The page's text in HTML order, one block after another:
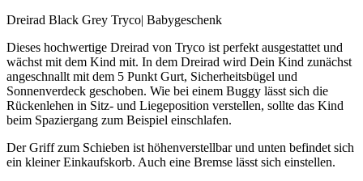
Dreirad Black Grey Tryco| Babygeschenk
Dieses hochwertige Dreirad von Tryco ist perfekt ausgestattet und
wächst mit dem Kind mit. In dem Dreirad wird Dein Kind zunächst
angeschnallt mit dem 5 Punkt Gurt, Sicherheitsbügel und
Sonnenverdeck geschoben. Wie bei einem Buggy lässt sich die
Rückenlehen in Sitz- und Liegeposition verstellen, sollte das Kind
beim Spaziergang zum Beispiel einschlafen.
Der Griff zum Schieben ist höhenverstellbar und unten befindet sich
ein kleiner Einkaufskorb. Auch eine Bremse lässt sich einstellen.